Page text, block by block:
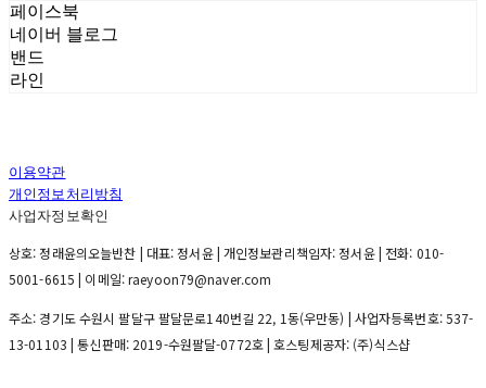
페이스북
네이버 블로그
밴드
라인
이용약관
개인정보처리방침
사업자정보확인
상호: 정래윤의오늘반찬 | 대표: 정서윤 | 개인정보관리책임자: 정서윤 | 전화: 010-
5001-6615 | 이메일: raeyoon79@naver.com
주소: 경기도 수원시 팔달구 팔달문로140번길 22, 1동(우만동) | 사업자등록번호:537-
13-01103 | 통신판매: 2019-수원팔달-0772호| 호스팅제공자: (주)식스샵